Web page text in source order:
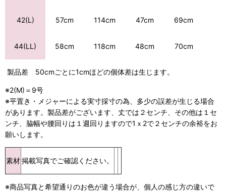
42(L) 57cm 114cm 47cm 69cm
44(LL) 58cm 118cm 48cm 70cm
製品差 50cmごとに1cmほどの個体差は生じます。
※2(M)＝9号
※平置き・メジャーによる実寸採寸の為、多少の誤差が生じる場合
があります。製品差がございます、丈では２センチ、その他は１セ
ンチ、脇幅や腰回りは１週回りますので1ｘ2で２センチの余裕をお
願いします。
素材掲載写真でご確認ください。
※商品写真と希望通りのお色が違う場合が、個人の感じ方の違いで